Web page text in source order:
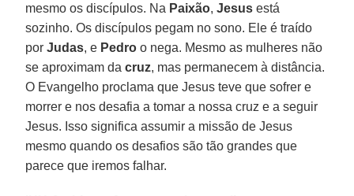
mesmo os discípulos. Na Paixão,Jesus está
sozinho. Os discípulos pegam no sono. Ele é traído
porJudas, e Pedro o nega. Mesmo as mulheres não
se aproximam dacruz, mas permanecem à distância.
O Evangelho proclama que Jesus teve que sofrer e
morrer e nos desafia a tomar a nossa cruz e a seguir
Jesus. Isso significa assumir a missão de Jesus
mesmo quando os desafios são tão grandes que
parece que iremos falhar.